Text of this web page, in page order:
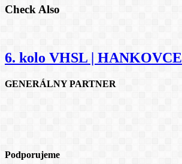
Check Also
6. kolo VHSL | HANKOVCE
GENERÁLNY PARTNER
Podporujeme